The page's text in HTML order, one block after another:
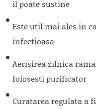
il poate sustine
Este util mai ales in
infectioasa
Aerisirea zilnica
folosesti purificator
Curatarea regulata a